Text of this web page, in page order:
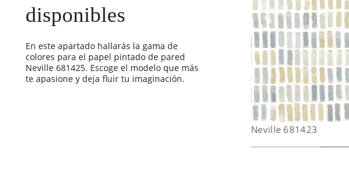
disponibles
En este apartado hallarás la gama de
colores para el papel pintado de pared
Neville 681425. Escoge el modelo que más
te apasione y deja fluir tu imaginación.
Neville 681423